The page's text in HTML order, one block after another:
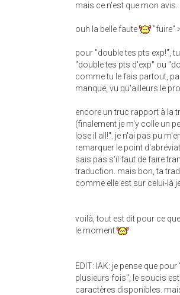
mais ce n'est que mon avis.
ouh la belle faute "fuire"
pour "double tes pts exp!",
"double tes pts d'exp" ou
comme tu le fais partout,
manque, vu qu'ailleurs le
encore un truc rapport à la
(finalement je m'y colle un
lose il all!". je n'ai pas pu
remarquer le point
sais pas s'il faut de faire
traduction. mais bon, ta
comme elle est sur celui-là
voilà, tout est dit pour ce
le moment
EDIT: IAK: je pense que
plusieurs fois", le soucis
caractères disponibles.